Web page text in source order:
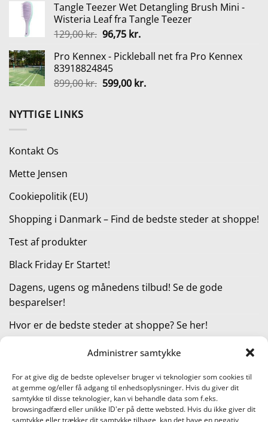
Administrer samtykke
For at give dig de bedste oplevelser bruger vi teknologier som cookies til
at gemme og/eller få adgang til enhedsoplysninger. Hvis du giver dit
samtykke til disse teknologier, kan vi behandle data som f.eks.
browsingadfærd eller unikke ID'er på dette websted. Hvis du ikke giver dit
pris
var:
219,00 kr..
pris
er:
Tangle Teezer Wet Detangling Brush Mini -
Wisteria Leaf fra Tangle Teezer
129,00kr. Den
pris
var:
129,00 kr..
96,75 kr.Den
pris
96,75 kr..
Pro Kennex - Pickleball net fra Pro Kennex
83918824845
899,00kr. Den
599,00 kr.Den
NYTTIGE LINKS
Kontakt Os
Mette Jensen
Cookiepolitik (EU)
Shopping i Danmark – Find de bedste steder at shoppe!
Test af produkter
Black Friday Er Startet!
Dagens, ugens og månedens tilbud! Se de gode
besparelser!
Hvor er de bedste steder at shoppe? Se her!
Kategorier